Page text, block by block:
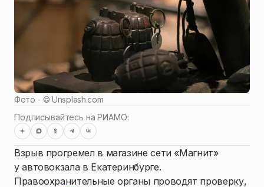
Фото - ©Unsplash.com
Подписывайтесь на РИАМО:
Взрыв прогремел в магазине сети «Магнит»
у автовокзала в Екатеринбурге.
Правоохранительные органы проводят проверку,